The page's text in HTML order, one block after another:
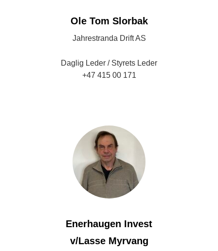
Ole Tom Slorbak
Jahrestranda Drift AS
Daglig Leder / Styrets Leder
+47 415 00 171
Enerhaugen Invest
v/Lasse Myrvang